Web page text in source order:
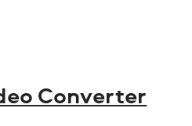
Converter